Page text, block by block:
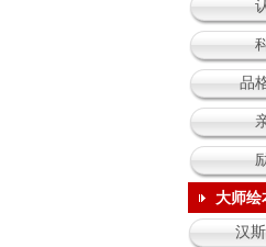
品
大师绘
汉